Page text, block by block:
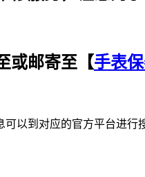
或邮寄至【手表
以到对应的官方平台进